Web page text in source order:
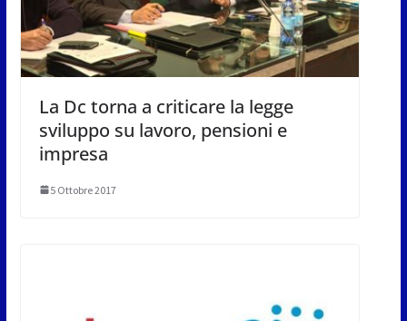
La Dc torna a criticare la legge
sviluppo su lavoro, pensioni e
impresa
5 Ottobre 2017